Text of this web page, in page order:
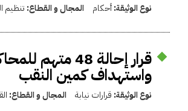
نوع الوثيقة:أحكام المجال و القطاع: تنظيم
قرار إحالة
واستهداف كمين النقب
نوع الوثيقة: قرارات نيابة المجال و القطاع: